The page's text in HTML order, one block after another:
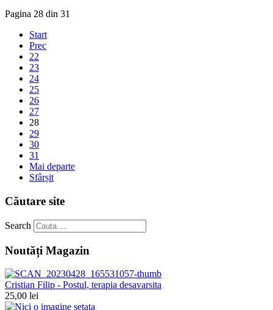
Pagina 28 din 31
Start
Prec
22
23
24
25
26
27
28
29
30
31
Mai departe
Sfârșit
Căutare site
Search
Noutăți Magazin
Cristian Filip - Postul, terapia desavarsita
25,00 lei